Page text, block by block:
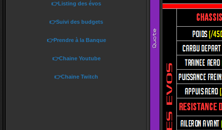
👉Listing des évos
👉Suivi des budgets
👉Prendre à la Banque
👉Chaine Youtube
👉Chaine Twitch